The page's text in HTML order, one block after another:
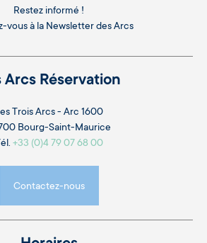
Restez informé !
vous à la Newsletter des Arcs
Arcs Réservation
Trois Arcs - Arc 1600
Bourg-Saint-Maurice
+33 (0)4 79 07 68 00
Contactez-nous